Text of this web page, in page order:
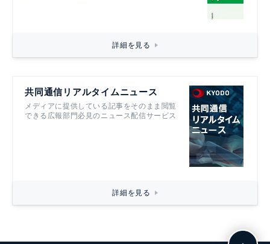
詳細を見る
共同通信リアルタイムニュース
メディアに提供している記事をそのまま閲覧
できる広報部門必見のニュース配信サービス
詳細を見る